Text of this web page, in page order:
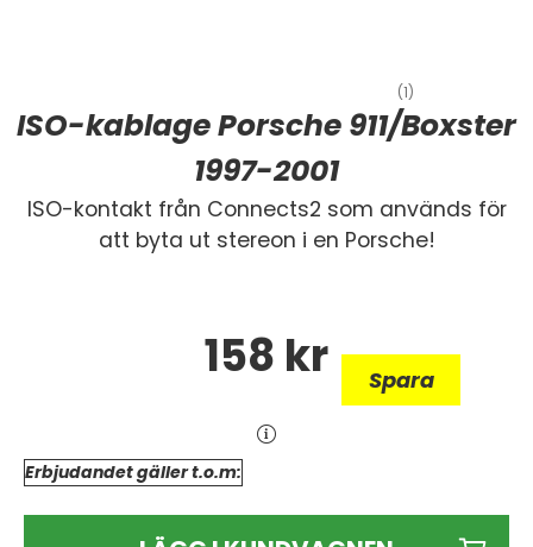
(1)
ISO-kablage Porsche 911/Boxster
1997-2001
ISO-kontakt från Connects2 som används för
att byta ut stereon i en Porsche!
158 kr Spara
Erbjudandet gäller t.o.m: